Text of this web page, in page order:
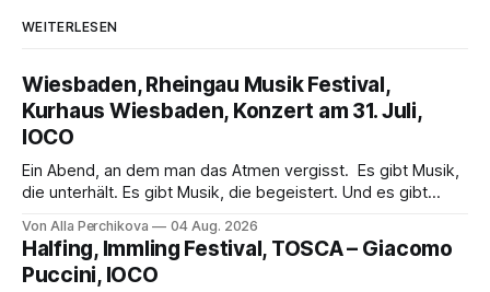
WEITERLESEN
Wiesbaden, Rheingau Musik Festival,
Kurhaus Wiesbaden, Konzert am 31. Juli,
IOCO
Ein Abend, an dem man das Atmen vergisst. Es gibt Musik,
die unterhält. Es gibt Musik, die begeistert. Und es gibt
Genau so war der Abend im Kurhaus Wiesbaden, an dem
Johannes Brahms’ Erstes Klavierkonzert d-Moll op. 15 mit
Daniil
Von Alla Perchikova 04 Aug. 2026
Halfing, Immling Festival, TOSCA – Giacomo
Puccini, IOCO